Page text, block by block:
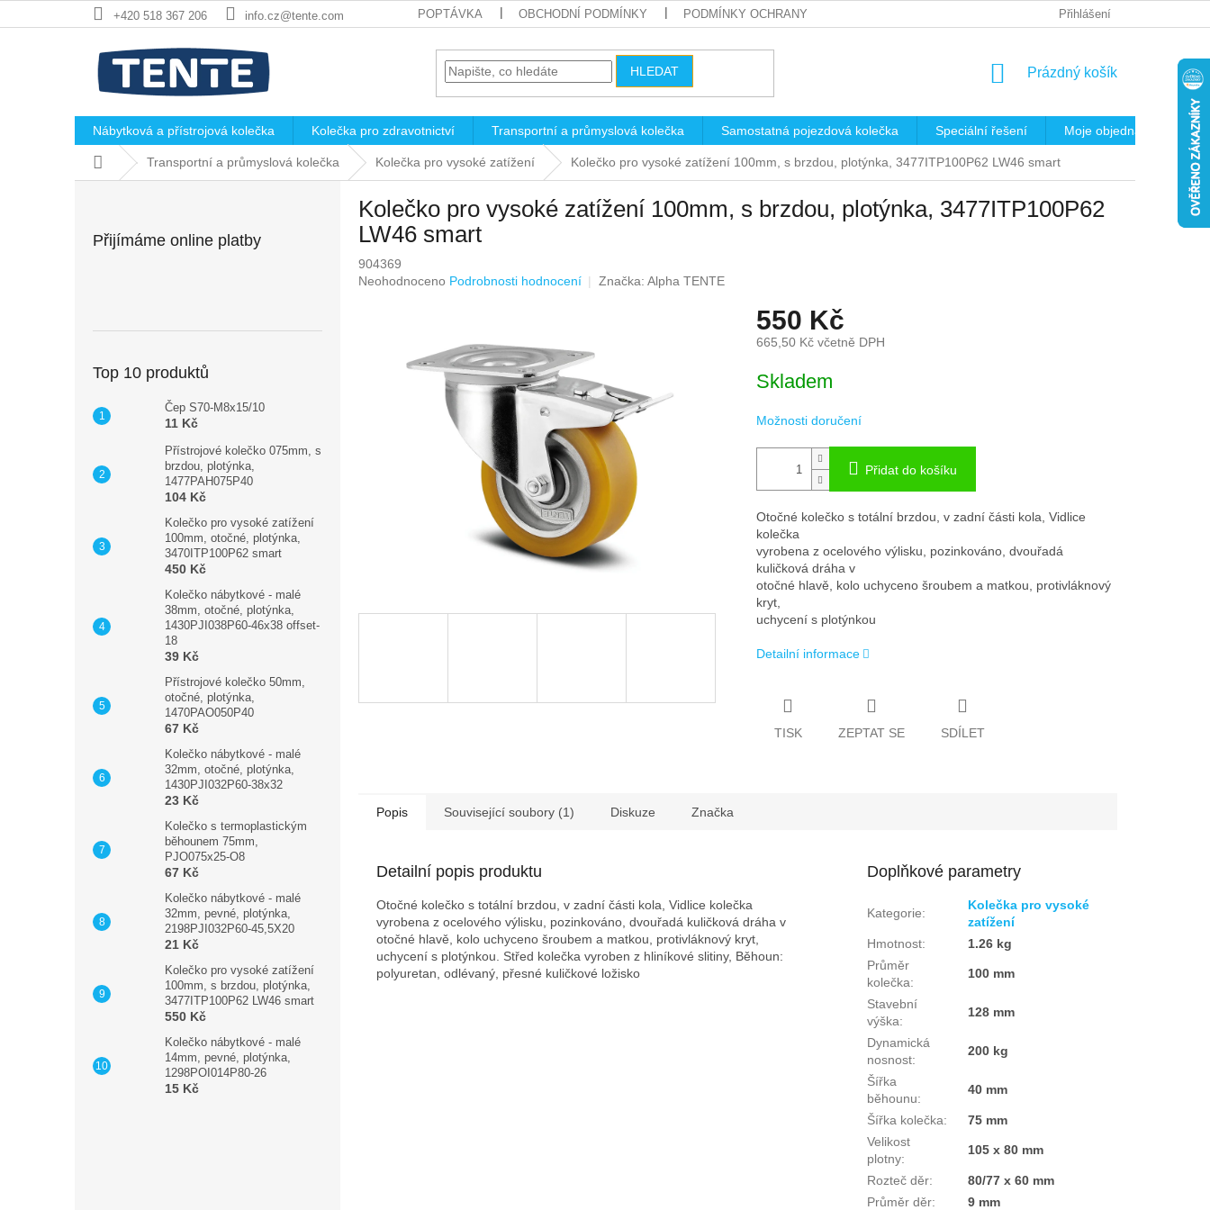
na
+420 518 367 206 info.cz@tente.com POPTÁVKA OBCHODNÍ PODMÍNKY PODMÍNKY OCHRANY OSOBNÍCH ÚDAJŮ KRITÉRIA PRO
Přihlášení
HLEDAT
NÁKUPNÍ
Prázdný košík
Nábytková a přístrojová kolečka Kolečka pro zdravotnictví Transportní a průmyslová kolečka Samostatná pojezdová kolečka Speciální řešení Moje objednávka
Domů Transportní a průmyslová kolečka Kolečka pro vysoké zatížení Kolečko pro vysoké zatížení 100mm, s brzdou, plotýnka, 3477ITP100P62 LW46 smart
Přijímáme online platby
Top 10 produktů
Čep S70-M8x15/10
11 Kč
Přístrojové kolečko 075mm, s
brzdou, plotýnka,
1477PAH075P40
104 Kč
Kolečko pro vysoké zatížení
100mm, otočné, plotýnka,
3470ITP100P62 smart
450 Kč
Kolečko nábytkové - malé
38mm, otočné, plotýnka,
1430PJI038P60-46x38 offset-
18
39 Kč
Přístrojové kolečko 50mm,
otočné, plotýnka,
1470PAO050P40
67 Kč
Kolečko nábytkové - malé
32mm, otočné, plotýnka,
1430PJI032P60-38x32
23 Kč
Kolečko s termoplastickým
běhounem 75mm,
PJO075x25-O8
67 Kč
Kolečko nábytkové - malé
32mm, pevné, plotýnka,
2198PJI032P60-45,5X20
21 Kč
Kolečko pro vysoké zatížení
100mm, s brzdou, plotýnka,
3477ITP100P62 LW46 smart
550 Kč
Kolečko nábytkové - malé
14mm, pevné, plotýnka,
1298POI014P80-26
15 Kč
Kolečko pro vysoké zatížení 100mm, s brzdou, plotýnka, 3477ITP100P62
LW46 smart
904369
Průměrné
Neohodnoceno Podrobnosti hodnocení Značka: Alpha TENTE
550 Kč
665,50 Kč včetně DPH
cena:
Skladem
Možnosti doručení
Přidat do košíku
Otočné kolečko s totální brzdou, v zadní části kola, Vidlice
kolečka
vyrobena z ocelového výlisku, pozinkováno, dvouřadá
kuličková dráha v
otočné hlavě, kolo uchyceno šroubem a matkou, protivláknový
kryt,
uchycení s plotýnkou
Detailní informace
TISK ZEPTAT SE SDÍLET
Popis Související soubory (1) Diskuze Značka
Detailní popis produktu
Otočné kolečko s totální brzdou, v zadní části kola, Vidlice kolečka
vyrobena z ocelového výlisku, pozinkováno, dvouřadá kuličková dráha v
otočné hlavě, kolo uchyceno šroubem a matkou, protivláknový kryt,
uchycení s plotýnkou. Střed kolečka vyroben z hliníkové slitiny, Běhoun:
polyuretan, odlévaný, přesné kuličkové ložisko
Doplňkové parametry
Kategorie:
Kolečka pro vysoké
zatížení
Hmotnost:
1.26 kg
Průměr
kolečka:
100 mm
Stavební
výška:
128 mm
Dynamická
nosnost:
200 kg
Šířka
běhounu:
40 mm
Šířka kolečka:
75 mm
Velikost
plotny:
105 x 80 mm
Rozteč děr:
80/77 x 60 mm
Průměr děr:
9 mm